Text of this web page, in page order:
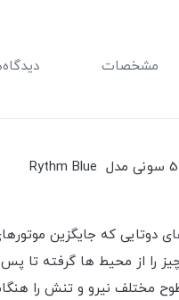
مشخصات
دوتایی که جایگزین
را از محیط ها گرفته تا
مختلف نیرو و تنش را